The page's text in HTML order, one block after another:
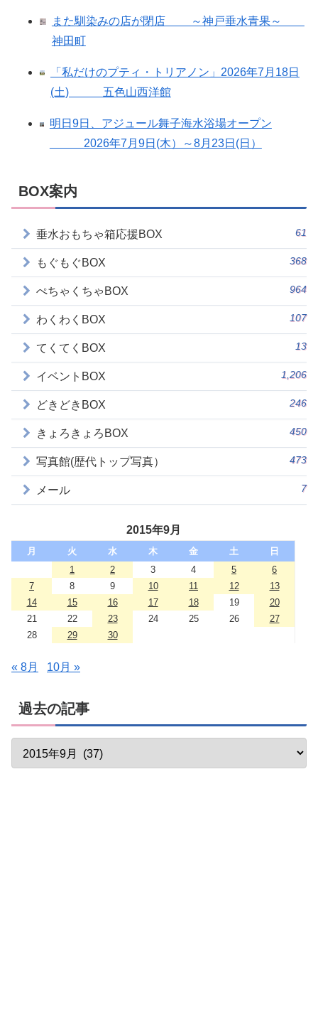
また馴染みの店が閉店 ～神戸垂水青果～
神田町
「私だけのプティ・トリアノン」2026年7月18日
(土) 五色山西洋館
明日9日、アジュール舞子海水浴場オープン
2026年7月9日(木）～8月23日(日）
BOX案内
垂水おもちゃ箱応援BOX 61
もぐもぐBOX 368
ぺちゃくちゃBOX 964
わくわくBOX 107
てくてくBOX 13
イベントBOX 1,206
どきどきBOX 246
きょろきょろBOX 450
写真館(歴代トップ写真） 473
メール 7
2015年9月
月 火 水 木 金 土
日
1
2 3 4 5
6
7
8 9 10 11 12
13
14
15 16 17 18 19
20
21
22 23 24 25 26
27
28
29 30
« 8月 10月 »
過去の記事